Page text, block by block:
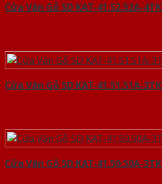
Cửa Vân Gỗ 5D KAT-41.52.52A-4TK
Cửa Vân Gỗ 5D KAT-41.51.51A-3TK
Cửa Vân Gỗ 5D KAT-41.50.50A-3TK